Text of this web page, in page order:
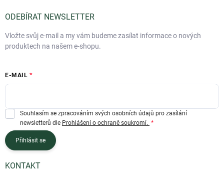
ODEBÍRAT NEWSLETTER
Vložte svůj e-mail a my vám budeme zasílat informace o nových
produktech na našem e-shopu.
E-MAIL
Souhlasím se zpracováním svých osobních údajů pro zasílání
newsletterů dle Prohlášení o ochraně soukromí.
Přihlásit se
KONTAKT